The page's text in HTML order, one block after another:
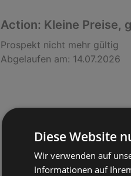
Action: Kleine Preise,
Prospekt nicht mehr gültig
Abgelaufen am: 14.07.2026
Diese Website
Wir verwenden auf
Informationen auf